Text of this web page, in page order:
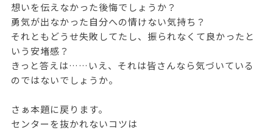
想いを伝えなかった後悔でしょうか？
勇気が出なかった自分への情けない気持ち？
それともどうせ失敗してたし、振られなくて良かったと
いう安堵感？
きっと答えは……いえ、それは皆さんなら気づいている
のではないでしょうか。
さぁ本題に戻ります。
センターを抜かれないコツは